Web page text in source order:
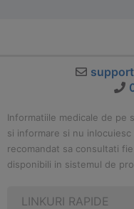
Informatiile medicale de pe
si informare si nu
recomandat sa consultati
disponibili in sistemul de
LINKURI RAPIDE